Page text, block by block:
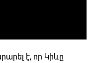
է, որ Կիևը